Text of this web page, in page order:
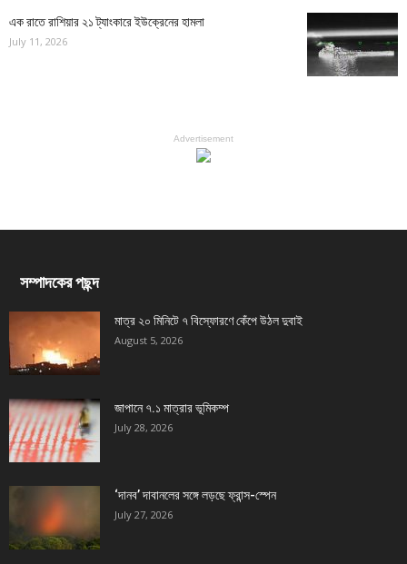
এক রাতে রাশিয়ার ২১ ট্যাংকারে ইউক্রেনের হামলা
July 11, 2026
Advertisement
সম্পাদকের পছন্দ
মাত্র ২০ মিনিটে ৭ বিস্ফোরণে কেঁপে উঠল দুবাই
August 5, 2026
জাপানে ৭.১ মাত্রার ভূমিকম্প
July 28, 2026
‘দানব’ দাবানলের সঙ্গে লড়ছে ফ্রান্স-স্পেন
July 27, 2026